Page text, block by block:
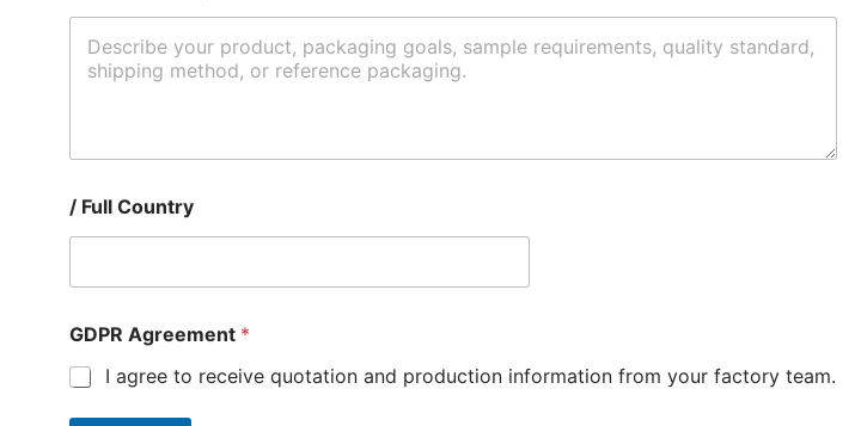
/ Full Country
GDPR Agreement *
I agree to receive quotation and production information from your factory team.